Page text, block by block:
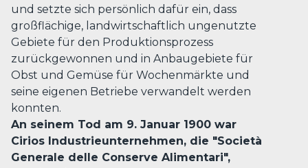
und setzte sich persönlich dafür ein, dass
großflächige, landwirtschaftlich ungenutzte
Gebiete für den Produktionsprozess
zurückgewonnen und in Anbaugebiete für
Obst und Gemüse für Wochenmärkte und
seine eigenen Betriebe verwandelt werden
konnten.
An seinem Tod am 9. Januar 1900 war
Cirios Industrieunternehmen, die "Società
Generale delle Conserve Alimentari",